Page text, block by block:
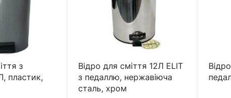
з
пластик,
Відро для сміття 12Л ELIT
з педаллю, нержавіюча
сталь, хром